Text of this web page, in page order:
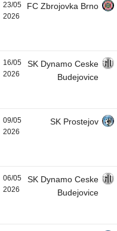
23/05
2026
FC Zbrojovka Brno
16/05
2026
SK Dynamo Ceske
Budejovice
09/05
2026
SK Prostejov
06/05
2026
SK Dynamo Ceske
Budejovice